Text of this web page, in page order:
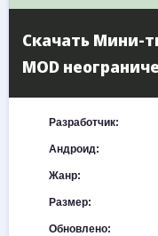
Скачать Мини-
MOD
Разработчик:
Андроид:
Жанр:
Размер:
Обновлено: